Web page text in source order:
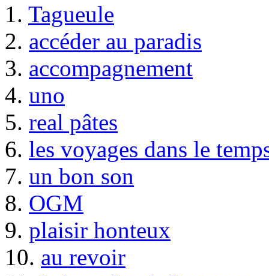
1. Tagueule
2. accéder au paradis
3. accompagnement
4. uno
5. real pâtes
6. les voyages dans le
7. un bon son
8. OGM
9. plaisir honteux
10. au revoir